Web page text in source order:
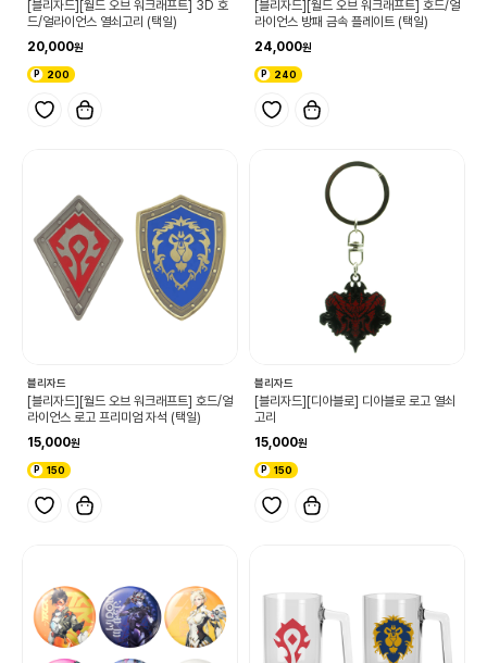
[블리자드][월드 오브 워크래프트] 3D 호
드/얼라이언스 열쇠고리 (택일)
20,000
200
[블리자드][월드 오브 워크래프트] 호드/얼
라이언스 방패 금속 플레이트 (택일)
24,000
240
블리자드
[블리자드][월드 오브 워크래프트] 호드/얼
라이언스 로고 프리미엄 자석 (택일)
15,000
150
블리자드
[블리자드][디아블로] 디아블로 로고 열쇠
고리
15,000
150